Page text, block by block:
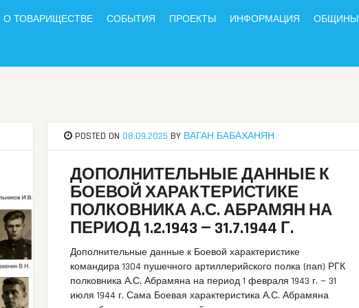
О ТОВАРИЩЕСТВЕ СОБЫТИЯ ПРОЕКТЫ ИНФОРМАЦИЯ ОБЩИНЫ
POSTED ON 08.09.2025 BY ВАГАН БАБАХАНЯН
ДОПОЛНИТЕЛЬНЫЕ ДАННЫЕ К
БОЕВОЙ ХАРАКТЕРИСТИКЕ
ПОЛКОВНИКА А.С. АБРАМЯН НА
ПЕРИОД 1.2.1943 — 31.7.1944 Г.
Дополнительные данные к Боевой характеристике
командира 1304 пушечного артиллерийского полка (пап) РГК
полковника А.С. Абрамяна на период 1 февраля 1943 г. — 31
июля 1944 г. Сама Боевая характеристика А.С. Абрамяна